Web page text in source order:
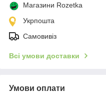
Магазини Rozetka
Укрпошта
Самовивіз
Всі умови доставки
Умови оплати